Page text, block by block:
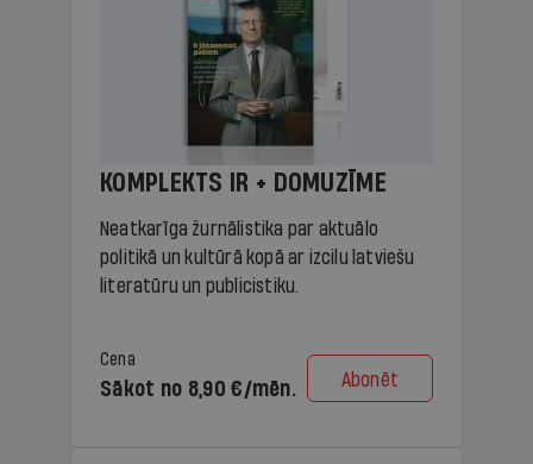
KOMPLEKTS IR + DOMUZĪME
Neatkarīga žurnālistika par aktuālo
politikā un kultūrā kopā ar izcilu latviešu
literatūru un publicistiku.
Cena
Sākot no 8,90 €/mēn. Abonēt